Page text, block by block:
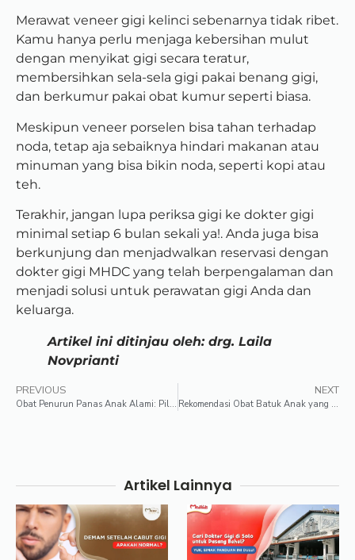
Merawat veneer gigi kelinci sebenarnya tidak ribet.
Kamu hanya perlu menjaga kebersihan mulut
dengan menyikat gigi secara teratur,
membersihkan sela-sela gigi pakai benang gigi,
dan berkumur pakai obat kumur seperti biasa.
Meskipun veneer porselen bisa tahan terhadap
noda, tetap aja sebaiknya hindari makanan atau
minuman yang bisa bikin noda, seperti kopi atau
teh.
Terakhir, jangan lupa periksa gigi ke dokter gigi
minimal setiap 6 bulan sekali ya!. Anda juga bisa
berkunjung dan menjadwalkan reservasi dengan
dokter gigi MHDC yang telah berpengalaman dan
menjadi solusi untuk perawatan gigi Anda dan
keluarga.
Artikel ini ditinjau oleh: drg. Laila
Novprianti
PREVIOUS
Obat Penurun Panas Anak Alami: Pilihan Terbaik untuk Kesehatan Si Kecil
NEXT
Rekomendasi Obat Batuk Anak yang Aman 2023
Artikel Lainnya